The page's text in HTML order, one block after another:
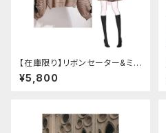
【在庫限り】リボンセーター&ミニ
スカート セットアップ
¥5,800